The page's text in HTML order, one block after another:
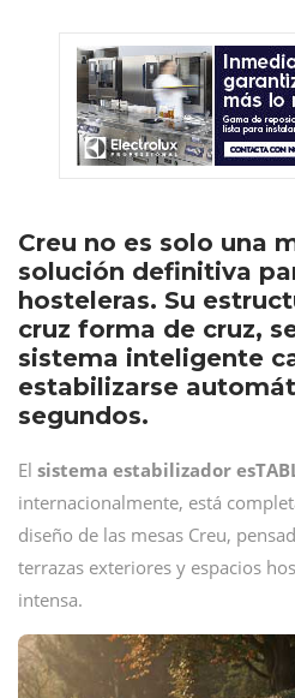
Creu no es solo una
solución definitiva
hosteleras. Su
cruz forma de cruz,
sistema inteligente
estabilizarse
segundos.
El sistema estabilizador
internacionalmente, está
diseño de las mesas Creu,
terrazas exteriores y espacios
intensa.